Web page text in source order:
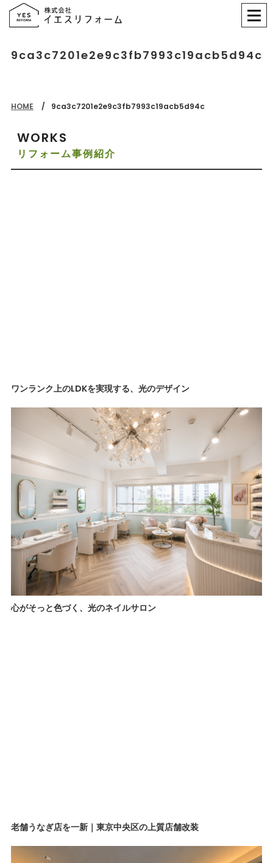
9ca3c7201e2e9c3fb7993c19acb5d94c
HOME 9ca3c7201e2e9c3fb7993c19acb5d94c
WORKS
リフォーム事例紹介
ワンランク上のLDKを実現する、光のデザイン
心がそっと色づく、光のネイルサロン
老舗うなぎ店を一新｜東京中央区の上質店舗改装